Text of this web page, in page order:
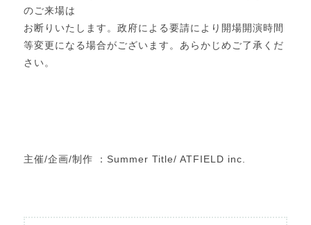
のご来場は
お断りいたします。政府による要請により開場開演時間
等変更になる場合がございます。あらかじめご了承くだ
さい。
主催/企画/制作 ：Summer Title/ ATFIELD inc.